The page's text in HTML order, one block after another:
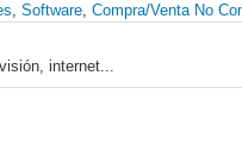
Software Compra/Venta No
internet...